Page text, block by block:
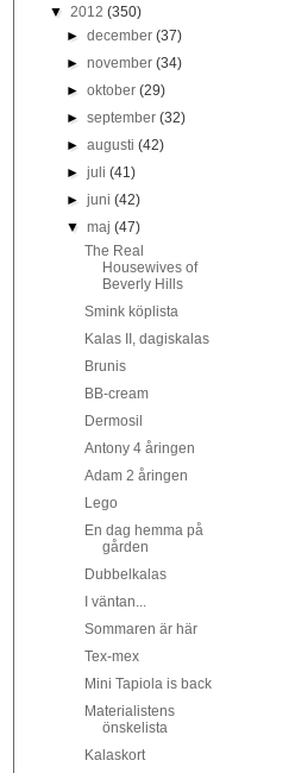
▼ 2012 (350)
►december(37)
►november(34)
►oktober(29)
►september(32)
►augusti(42)
►juli(41)
►juni(42)
▼maj(47)
The Real
Housewives of
Beverly Hills
Smink köplista
Kalas II, dagiskalas
Brunis
BB-cream
Dermosil
Antony 4 åringen
Adam 2 åringen
Lego
En dag hemma på
gården
Dubbelkalas
I väntan...
Sommaren är här
Tex-mex
Mini Tapiola is back
Materialistens
önskelista
Kalaskort